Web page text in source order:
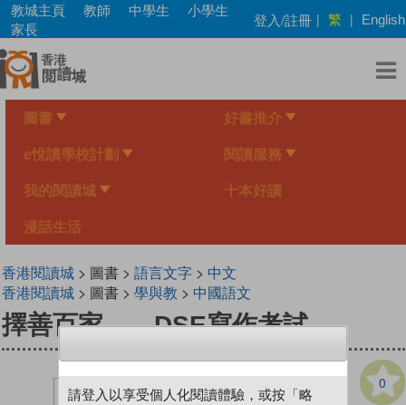
Skip
main
content
教城主頁 教師 中學生
小學生
家長
登入/註冊 | 繁 | English
圖書 好書推介
e悅讀學校計劃 閱讀服務
我的閱讀城 十本好讀
漫話生活
香港閱讀城> 圖書 > 語言文字> 中文
香港閱讀城> 圖書 > 學與教 > 中國語文
擇善百家——DSE寫作考試
0
請登入以享受個人化閱讀體驗，或按「略